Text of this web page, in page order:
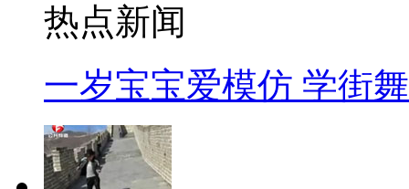
热点新闻
一岁宝宝爱模仿 学街